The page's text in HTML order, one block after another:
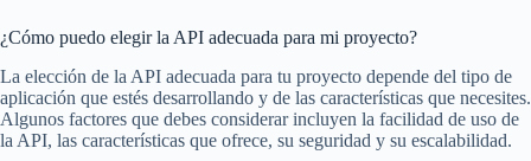
¿Cómo puedo elegir la API adecuada para mi proyecto?
La elección de la API adecuada para tu proyecto depende del tipo de
aplicación que estés desarrollando y de las características que necesites.
Algunos factores que debes considerar incluyen la facilidad de uso de
la API, las características que ofrece, su seguridad y su escalabilidad.